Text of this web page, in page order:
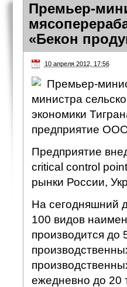
Премьер-
«Бекон
10 апреля 2012, 17:56
Премьер-
министра
экономики
предприятие
Предприятие
critical control
рынки России,
На сегодняшний
100 видов
производится до
ежедневно до 20